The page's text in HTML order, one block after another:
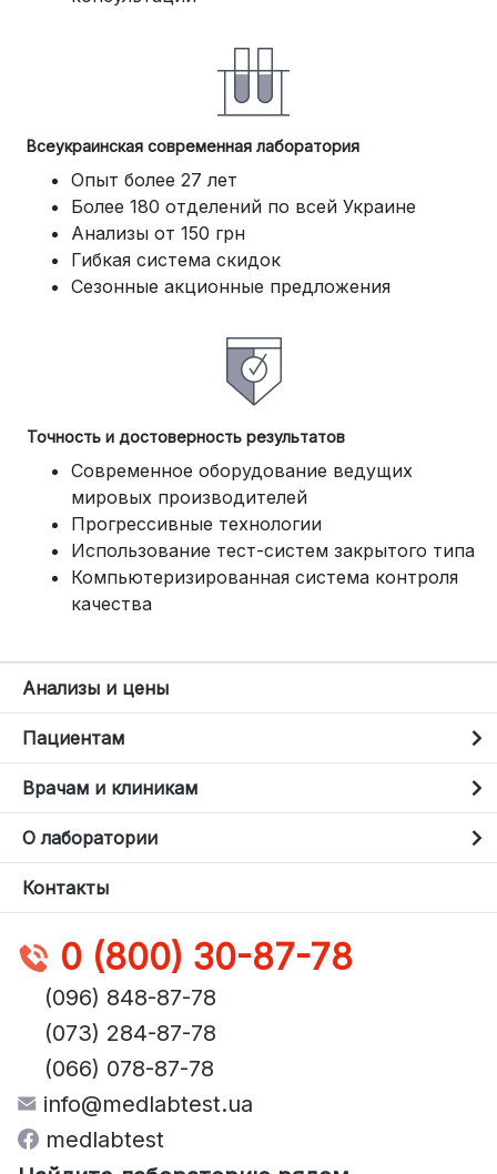
Всеукраинская современная лаборатория
Опыт более 27 лет
Более 180 отделений по всей Украине
Анализы от 150 грн
Гибкая система скидок
Сезонные акционные предложения
Точность и достоверность результатов
Современное оборудование ведущих
мировых производителей
Прогрессивные технологии
Использование тест-систем закрытого типа
Компьютеризированная система контроля
качества
Анализы и цены
Пациентам
Врачам и клиникам
О лаборатории
Контакты
0 (800) 30-87-78
(096) 848-87-78
(073) 284-87-78
(066) 078-87-78
info@medlabtest.ua
medlabtest